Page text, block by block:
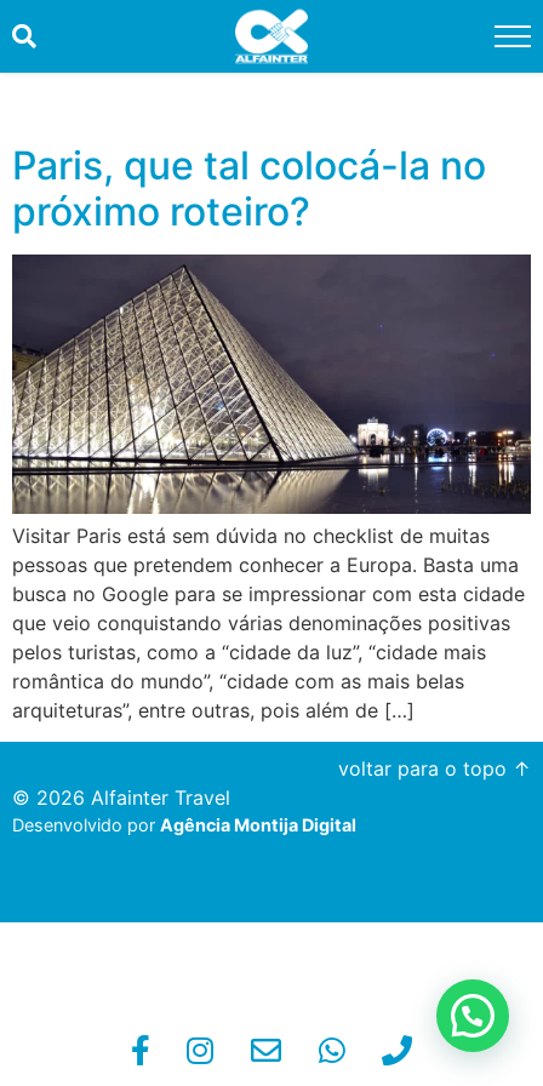
PROMOÇÕES
QUEM SOMOS
SERVIÇOS
INFORMAÇÕES ÚTEIS
CONTATO
TRABALHE CONOSCO
OUVIDORIA
Paris, que tal colocá-la no
próximo roteiro?
Visitar Paris está sem dúvida no checklist de muitas
pessoas que pretendem conhecer a Europa. Basta uma
busca no Google para se impressionar com esta cidade
que veio conquistando várias denominações positivas
pelos turistas, como a “cidade da luz”, “cidade mais
romântica do mundo”, “cidade com as mais belas
arquiteturas”, entre outras, pois além de […]
voltar para o topo ↑
© 2026 Alfainter Travel
Desenvolvido por Agência Montija Digital